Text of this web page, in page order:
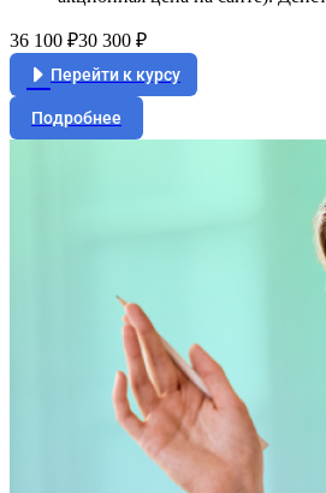
36 100 ₽30 300 ₽
Перейти к курсу
Подробнее